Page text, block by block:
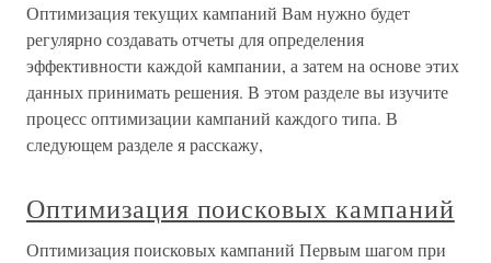
Оптимизация текущих кампаний Вам нужно будет
регулярно создавать отчеты для определения
эффективности каждой кампании, а затем на основе этих
данных принимать решения. В этом разделе вы изучите
процесс оптимизации кампаний каждого типа. В
следующем разделе я расскажу,
Оптимизация поисковых кампаний
Оптимизация поисковых кампаний Первым шагом при